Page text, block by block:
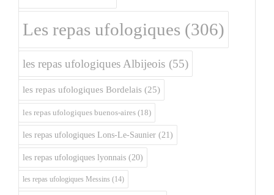
Les repas ufologiques (306)
les repas ufologiques Albijeois (55)
les repas ufologiques Bordelais (25)
les repas ufologiques buenos-aires (18)
les repas ufologiques Lons-Le-Saunier (21)
les repas ufologiques lyonnais (20)
les repas ufologiques Messins (14)